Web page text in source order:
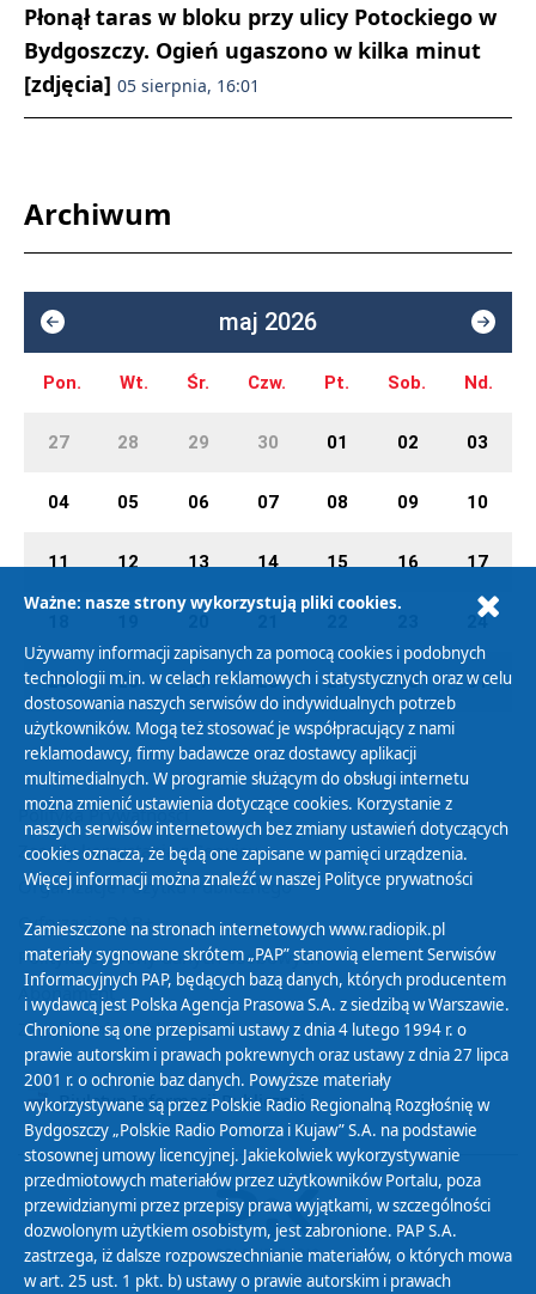
Płonął taras w bloku przy ulicy Potockiego w
Bydgoszczy. Ogień ugaszono w kilka minut
[zdjęcia] 05 sierpnia, 16:01
Archiwum
maj 2026
Pon. Wt. Śr. Czw. Pt. Sob. Nd.
27 28 29 30 01 02 03
04 05 06 07 08 09 10
11 12 13 14 15 16 17
24
25 26 27 28 29 30 31
Polityka Prywatności
Zasady korzystania z Serwisu
Organizacje Pożytku Publicznego
Cyfryzacja DAB+
Polityka ochrony danych osobowych
Abonament
Zamówienia publiczne
Biuletyn Informacji Publicznej
Ważne: nasze strony wykorzystują pliki cookies.
Używamy informacji zapisanych za pomocą cookies i podobnych
technologii m.in. w celach reklamowych i statystycznych oraz w celu
dostosowania naszych serwisów do indywidualnych potrzeb
użytkowników. Mogą też stosować je współpracujący z nami
reklamodawcy, firmy badawcze oraz dostawcy aplikacji
multimedialnych. W programie służącym do obsługi internetu
można zmienić ustawienia dotyczące cookies. Korzystanie z
naszych serwisów internetowych bez zmiany ustawień dotyczących
cookies oznacza, że będą one zapisane w pamięci urządzenia.
Więcej informacji można znaleźć w naszej Polityce prywatności
Zamieszczone na stronach internetowych www.radiopik.pl
materiały sygnowane skrótem „PAP” stanowią element Serwisów
Informacyjnych PAP, będących bazą danych, których producentem
i wydawcą jest Polska Agencja Prasowa S.A. z siedzibą w Warszawie.
Chronione są one przepisami ustawy z dnia 4 lutego 1994 r. o
prawie autorskim i prawach pokrewnych oraz ustawy z dnia 27 lipca
2001 r. o ochronie baz danych. Powyższe materiały
wykorzystywane są przez Polskie Radio Regionalną Rozgłośnię w
Bydgoszczy „Polskie Radio Pomorza i Kujaw” S.A. na podstawie
stosownej umowy licencyjnej. Jakiekolwiek wykorzystywanie
przedmiotowych materiałów przez użytkowników Portalu, poza
przewidzianymi przez przepisy prawa wyjątkami, w szczególności
dozwolonym użytkiem osobistym, jest zabronione. PAP S.A.
zastrzega, iż dalsze rozpowszechnianie materiałów, o których mowa
w art. 25 ust. 1 pkt. b) ustawy o prawie autorskim i prawach